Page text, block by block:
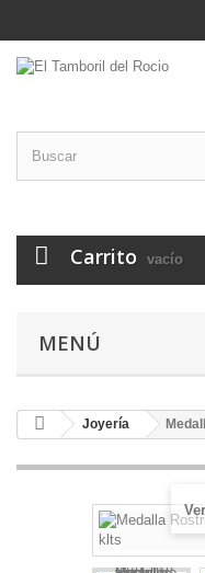
Carrito vacío
MENÚ
Joyería